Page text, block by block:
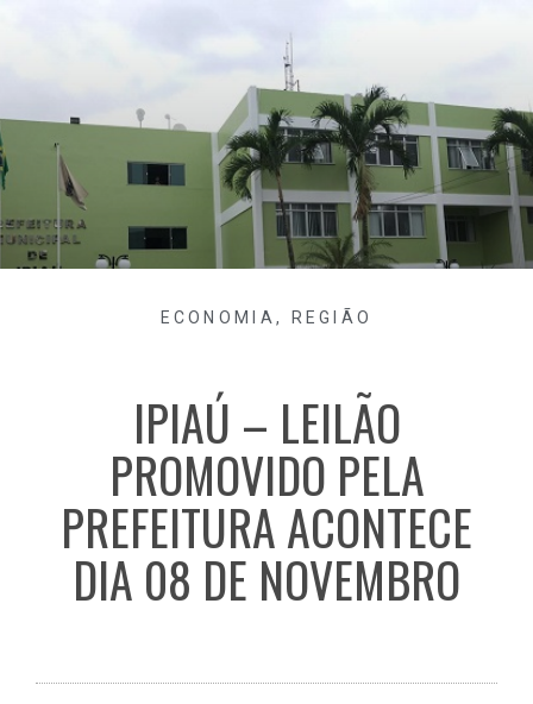
ECONOMIA , REGIÃO
IPIAÚ – LEILÃO
PROMOVIDO PELA
PREFEITURA ACONTECE
DIA 08 DE NOVEMBRO